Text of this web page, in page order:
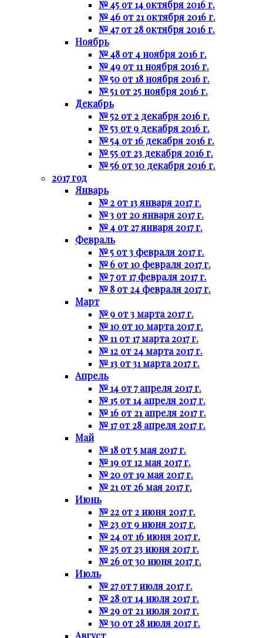
№ 45 от 14 октября 2016 г.
№ 46 от 21 октября 2016 г.
№ 47 от 28 октября 2016 г.
Ноябрь
№ 48 от 4 ноября 2016 г.
№ 49 от 11 ноября 2016 г.
№ 50 от 18 ноября 2016 г.
№ 51 от 25 ноября 2016 г.
Декабрь
№ 52 от 2 декабря 2016 г.
№ 53 от 9 декабря 2016 г.
№ 54 от 16 декабря 2016 г.
№ 55 от 23 декабря 2016 г.
№ 56 от 30 декабря 2016 г.
2017 год
Январь
№ 2 от 13 января 2017 г.
№ 3 от 20 января 2017 г.
№ 4 от 27 января 2017 г.
Февраль
№ 5 от 3 февраля 2017 г.
№ 6 от 10 февраля 2017 г.
№ 7 от 17 февраля 2017 г.
№ 8 от 24 февраля 2017 г.
Март
№ 9 от 3 марта 2017 г.
№ 10 от 10 марта 2017 г.
№ 11 от 17 марта 2017 г.
№ 12 от 24 марта 2017 г.
№ 13 от 31 марта 2017 г.
Апрель
№ 14 от 7 апреля 2017 г.
№ 15 от 14 апреля 2017 г.
№ 16 от 21 апреля 2017 г.
№ 17 от 28 апреля 2017 г.
Май
№ 18 от 5 мая 2017 г.
№ 19 от 12 мая 2017 г.
№ 20 от 19 мая 2017 г.
№ 21 от 26 мая 2017 г.
Июнь
№ 22 от 2 июня 2017 г.
№ 23 от 9 июня 2017 г.
№ 24 от 16 июня 2017 г.
№ 25 от 23 июня 2017 г.
№ 26 от 30 июня 2017 г.
Июль
№ 27 от 7 июля 2017 г.
№ 28 от 14 июля 2017 г.
№ 29 от 21 июля 2017 г.
№ 30 от 28 июля 2017 г.
Август